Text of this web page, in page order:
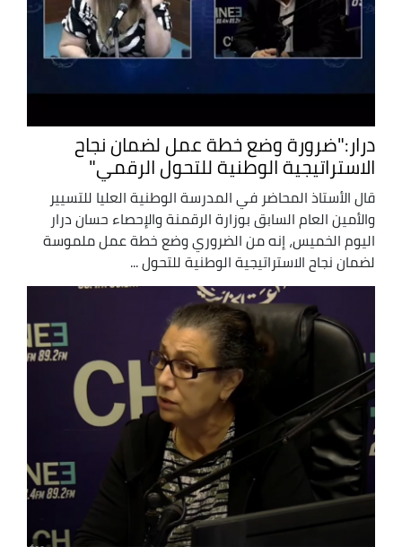
درار:"ضرورة وضع خطة عمل لضمان نجاح
الاستراتيجية الوطنية للتحول الرقمي"
قال الأستاذ المحاضر في المدرسة الوطنية العليا للتسيير
والأمين العام السابق بوزارة الرقمنة والإحصاء حسان درار
اليوم الخميس، إنه من الضروري وضع خطة عمل ملموسة
لضمان نجاح الاستراتيجية الوطنية للتحول ...